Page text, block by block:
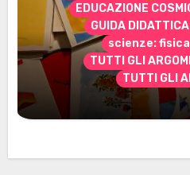
EDUCAZIONE
GUIDA
scienze:
TUTTI GLI
TUTTI GLI
Marzo 2026: nuovi
per gli